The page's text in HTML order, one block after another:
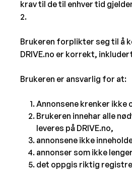
krav til de til enhver tid
2.
Brukeren forplikter seg til å
DRIVE.no er korrekt,
Brukeren er ansvarlig for at:
Annonsene krenker
Brukeren innehar alle
leveres på DRIVE.no,
annonsene ikke
annonser som ikke
det oppgis riktig